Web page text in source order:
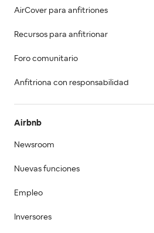
AirCover para anfitriones
Recursos para anfitrionar
Foro comunitario
Anfitriona con responsabilidad
Airbnb
Newsroom
Nuevas funciones
Empleo
Inversores